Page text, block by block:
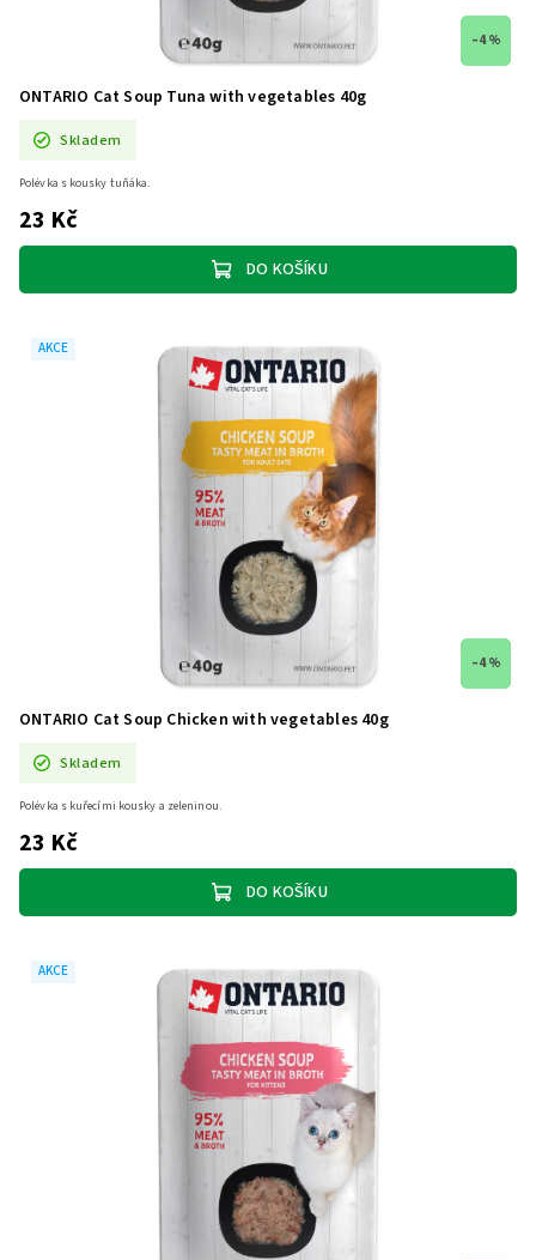
–4 %
ONTARIO Cat Soup Tuna with vegetables 40g
Skladem
23 Kč
DO KOŠÍKU
Polévka s kousky tuňáka.
AKCE
–4 %
ONTARIO Cat Soup Chicken with vegetables 40g
Skladem
23 Kč
DO KOŠÍKU
Polévka s kuřecími kousky a zeleninou.
AKCE